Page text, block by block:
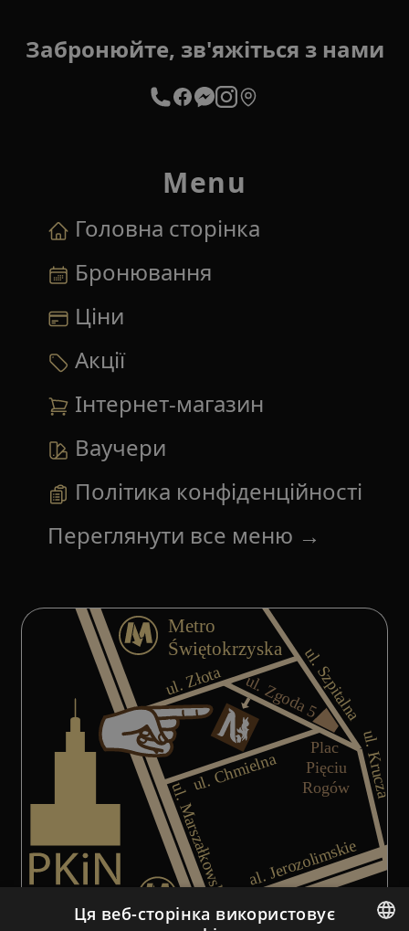
Забронюйте, зв'яжіться з нами
Menu
Головна сторінка
Бронювання
Ціни
Акції
Інтернет-магазин
Ваучери
Політика конфіденційності
Переглянути все меню →
Ця веб-сторінка використовує